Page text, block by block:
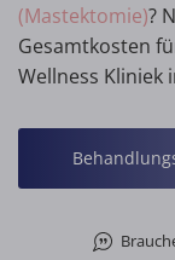
(Mastektomie)?
Gesamtkosten
Wellness Kliniek